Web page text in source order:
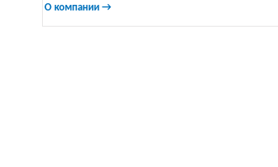
О компании →